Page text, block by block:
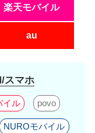
楽天モバイル
au
スマホ
イル povo
NUROモバイル